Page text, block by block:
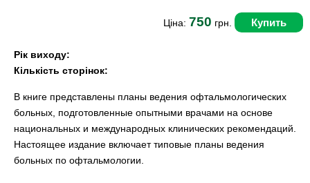
Ціна: 750 грн. Купить
Рік виходу:
Кількість сторінок:
В книге представлены планы ведения офтальмологических
больных, подготовленные опытными врачами на основе
национальных и международных клинических рекомендаций.
Настоящее издание включает типовые планы ведения
больных по офтальмологии.